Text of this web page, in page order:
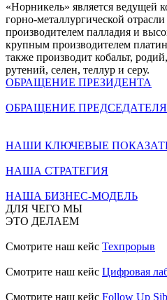
«Норникель» является ведущей
горно-металлургической
производителем палладия и
крупным производителем
также производит кобальт,
рутений, селен, теллур и серу.
ОБРАЩЕНИЕ ПРЕЗИДЕНТА
ОБРАЩЕНИЕ
НАШИ КЛЮЧЕВЫЕ
НАША СТРАТЕГИЯ
НАША БИЗНЕС-МОДЕЛЬ
ДЛЯ ЧЕГО МЫ
ЭТО ДЕЛАЕМ
Смотрите наш кейс Техпрорыв
Смотрите наш кейс Цифровая
Смотрите наш кейс Follow Up